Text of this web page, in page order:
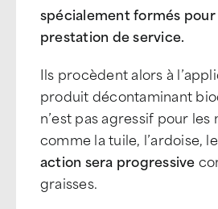
spécialement formés
prestation de service.
Ils procèdent alors à
produit décontaminant
n’est pas agressif pour les
comme la tuile, l’ardoise,
action sera progressive
graisses.